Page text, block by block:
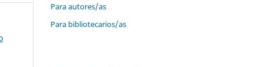
Para autores/as
Para bibliotecarios/as